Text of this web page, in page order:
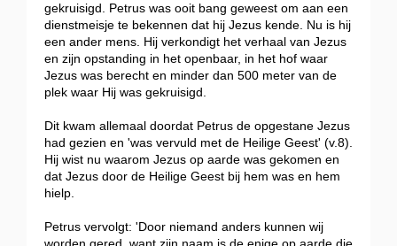
gekruisigd. Petrus was ooit bang geweest om aan een
dienstmeisje te bekennen dat hij Jezus kende. Nu is hij
een ander mens. Hij verkondigt het verhaal van Jezus
en zijn opstanding in het openbaar, in het hof waar
Jezus was berecht en minder dan 500 meter van de
plek waar Hij was gekruisigd.
Dit kwam allemaal doordat Petrus de opgestane Jezus
had gezien en 'was vervuld met de Heilige Geest' (v.8).
Hij wist nu waarom Jezus op aarde was gekomen en
dat Jezus door de Heilige Geest bij hem was en hem
hielp.
Petrus vervolgt: 'Door niemand anders kunnen wij